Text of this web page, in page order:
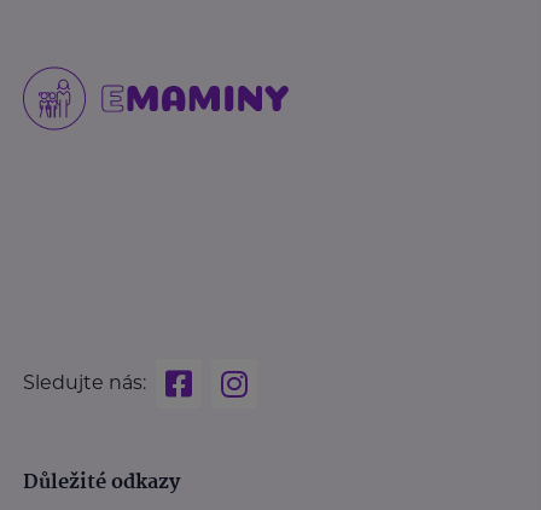
Sledujte nás:
Důležité odkazy